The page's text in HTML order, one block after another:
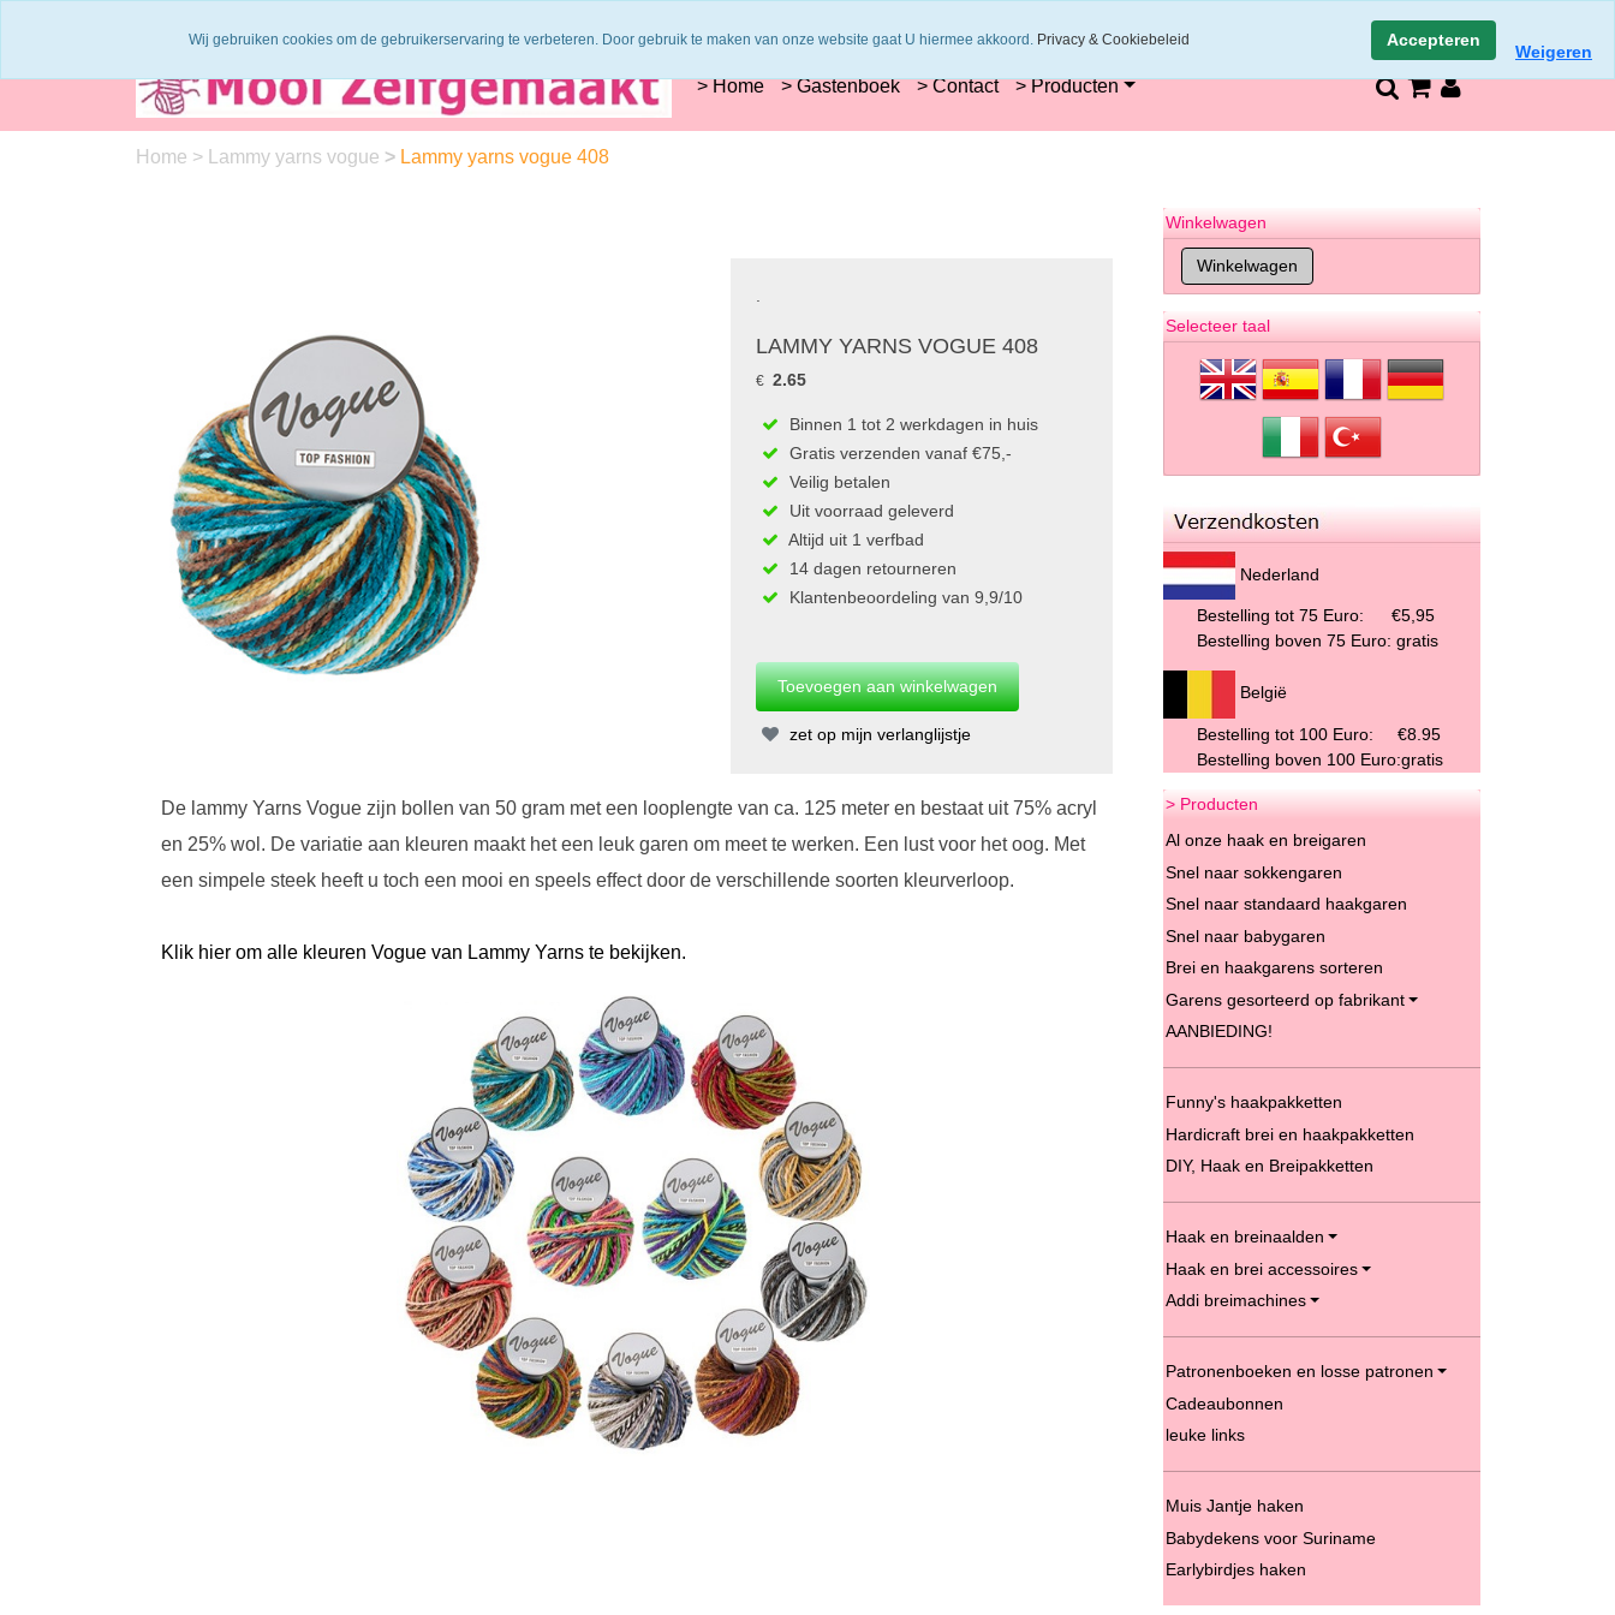
14 dagen retourneren en bedenktijd
> Home > Gastenboek > Contact > Producten
Home > Lammy yarns vogue > Lammy yarns vogue 408
LAMMY YARNS VOGUE 408
€ 2.65
Binnen 1 tot 2 werkdagen in huis
Gratis verzenden vanaf €75,-
Veilig betalen
Uit voorraad geleverd
Altijd uit 1 verfbad
14 dagen retourneren
Klantenbeoordeling van 9,9/10
zet op mijn verlanglijstje
De lammy Yarns Vogue zijn bollen van 50 gram met een looplengte van ca. 125 meter en bestaat uit 75% acryl
en 25% wol. De variatie aan kleuren maakt het een leuk garen om meet te werken. Een lust voor het oog. Met
een simpele steek heeft u toch een mooi en speels effect door de verschillende soorten kleurverloop.
Klik hier om alle kleuren Vogue van Lammy Yarns te bekijken.
Winkelwagen
Selecteer taal
Nederland
Bestelling tot 75 Euro:
€5,95
Bestelling boven 75 Euro: gratis
België
Bestelling tot 100 Euro: €8.95
Bestelling boven 100 Euro:gratis
> Producten
Al onze haak en breigaren
Snel naar sokkengaren
Snel naar standaard haakgaren
Snel naar babygaren
Brei en haakgarens sorteren
Garens gesorteerd op fabrikant
AANBIEDING!
Funny's haakpakketten
Hardicraft brei en haakpakketten
DIY, Haak en Breipakketten
Haak en breinaalden
Haak en brei accessoires
Addi breimachines
Patronenboeken en losse patronen
Cadeaubonnen
leuke links
Muis Jantje haken
Babydekens voor Suriname
Earlybirdjes haken
Wij gebruiken cookies om de gebruikerservaring te verbeteren. Door gebruik te maken van onze website gaat U hiermee akkoord. Privacy & Cookiebeleid Accepteren
Weigeren